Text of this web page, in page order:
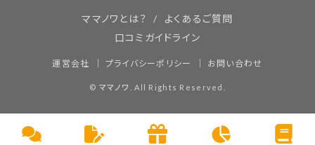
ママノワとは？
よくあるご質問
口コミガイドライン
運営会社 プライバシーポリシー お問い合わせ
© ママノワ . All Rights Reserved.